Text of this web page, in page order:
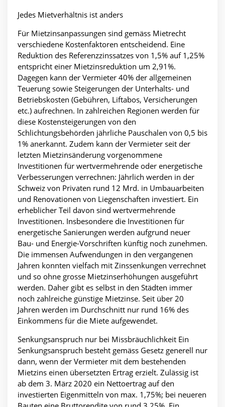
Jedes Mietverhältnis ist anders
Für Mietzinsanpassungen sind gemäss Mietrecht
verschiedene Kostenfaktoren entscheidend. Eine
Reduktion des Referenzzinssatzes von 1,5% auf 1,25%
entspricht einer Mietzinsreduktion um 2,91%.
Dagegen kann der Vermieter 40% der allgemeinen
Teuerung sowie Steigerungen der Unterhalts- und
Betriebskosten (Gebühren, Liftabos, Versicherungen
etc.) aufrechnen. In zahlreichen Regionen werden für
diese Kostensteigerungen von den
Schlichtungsbehörden jährliche Pauschalen von 0,5 bis
1% anerkannt. Zudem kann der Vermieter seit der
letzten Mietzinsänderung vorgenommene
Investitionen für wertvermehrende oder energetische
Verbesserungen verrechnen: Jährlich werden in der
Schweiz von Privaten rund 12 Mrd. in Umbauarbeiten
und Renovationen von Liegenschaften investiert. Ein
erheblicher Teil davon sind wertvermehrende
Investitionen. Insbesondere die Investitionen für
energetische Sanierungen werden aufgrund neuer
Bau- und Energie-Vorschriften künftig noch zunehmen.
Die immensen Aufwendungen in den vergangenen
Jahren konnten vielfach mit Zinssenkungen verrechnet
und so ohne grosse Mietzinserhöhungen ausgeführt
werden. Daher gibt es selbst in den Städten immer
noch zahlreiche günstige Mietzinse. Seit über 20
Jahren werden im Durchschnitt nur rund 16% des
Einkommens für die Miete aufgewendet.
Senkungsanspruch nur bei Missbräuchlichkeit Ein
Senkungsanspruch besteht gemäss Gesetz generell nur
dann, wenn der Vermieter mit dem bestehenden
Mietzins einen übersetzten Ertrag erzielt. Zulässig ist
ab dem 3. März 2020 ein Nettoertrag auf den
investierten Eigenmitteln von max. 1,75%; bei neueren